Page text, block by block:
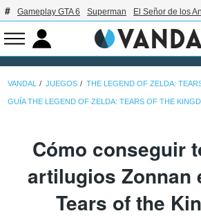
Gameplay GTA 6 Superman El Señor de los
VANDAL JUEGOS THE LEGEND OF ZELDA:
GUÍA THE LEGEND OF ZELDA: TEARS OF THE
Cómo conseguir
artilugios Zonnan
Tears of the